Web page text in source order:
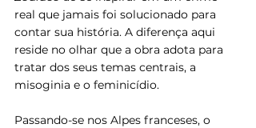
real que jamais foi solucionado para
contar sua história. A diferença aqui
reside no olhar que a obra adota para
tratar dos seus temas centrais, a
misoginia e o feminicídio.
Passando-se nos Alpes franceses, o